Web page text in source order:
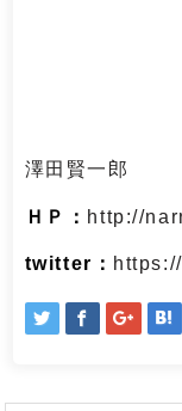
澤田賢一郎
ＨＰ： http://
twitter：